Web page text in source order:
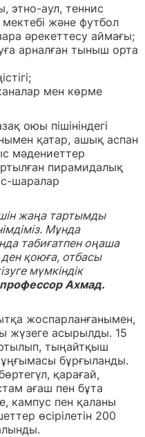
этно-аул, теннис
және футбол
әрекеттесу аймағы;
арналған тыныш орта
мен көрме
оюы пішініндегі
қатар, ашық аспан
мәдениеттер
пирамидалық
шаралар
жаңа тартымды
Мұнда
табиғатпен оңаша
қоюға, отбасы
мүмкіндік
Ахмад.
жоспарланғанымен,
жүзеге асырылды. 15
тыңайтқыш
ұңғымасы бұрғыланды.
қарағай,
ағаш пен бұта
кампус пен қаланы
өсірілетін 200